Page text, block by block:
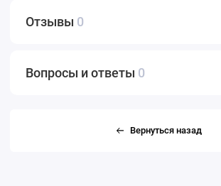
Отзывы 0
Вопросы и ответы 0
Вернуться назад